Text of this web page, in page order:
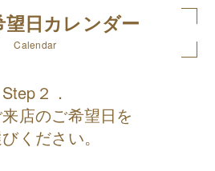
望日カレンダー
Calendar
Step２．
店のご希望日を
ください。